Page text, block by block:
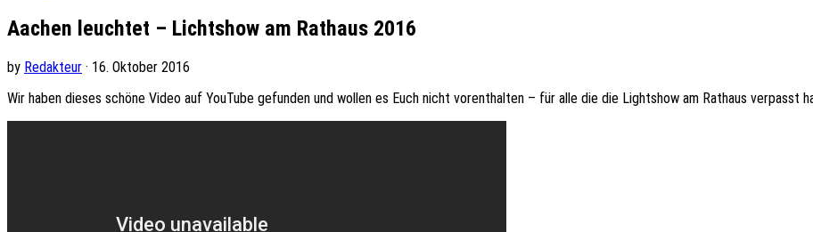
Aachen leuchtet – Lichtshow am Rathaus 2016
by Redakteur · 16. Oktober 2016
Wir haben dieses schöne Video auf YouTube gefunden und wollen es Euch nicht vorenthalten – für alle die die Lightshow am Rathaus verpasst